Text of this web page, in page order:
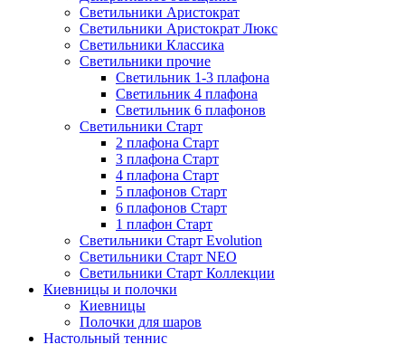
Светильники Аристократ
Светильники Аристократ Люкс
Светильники Классика
Светильники прочие
Светильник 1-3 плафона
Светильник 4 плафона
Светильник 6 плафонов
Светильники Старт
2 плафона Старт
3 плафона Старт
4 плафона Старт
5 плафонов Старт
6 плафонов Старт
1 плафон Старт
Светильники Старт Evolution
Светильники Старт NEO
Светильники Старт Коллекции
Киевницы и полочки
Киевницы
Полочки для шаров
Настольный теннис